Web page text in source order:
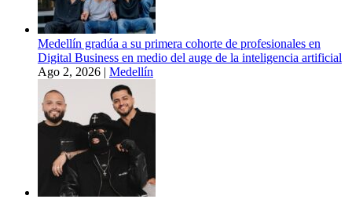
Medellín gradúa a su primera cohorte de profesionales en
Digital Business en medio del auge de la inteligencia artificial
Ago 2, 2026 | Medellín